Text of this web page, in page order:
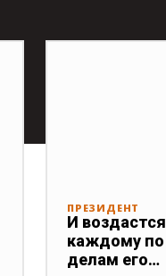
ПРЕЗИДЕНТ
И воздастся
каждому по
делам его…